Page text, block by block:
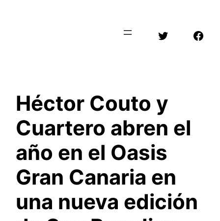
Twitter
Héctor Couto y
Cuartero abren el
año en el Oasis
Gran Canaria en
una nueva edición